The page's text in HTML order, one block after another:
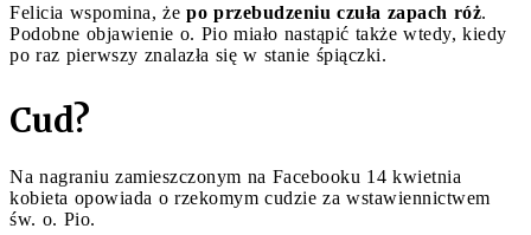
Felicia wspomina, że po przebudzeniu czuła zapach róż.
Podobne objawienie o. Pio miało nastąpić także wtedy, kiedy
po raz pierwszy znalazła się w stanie śpiączki.
Cud?
Na nagraniu zamieszczonym na Facebooku 14 kwietnia
kobieta opowiada o rzekomym cudzie za wstawiennictwem
św. o. Pio.